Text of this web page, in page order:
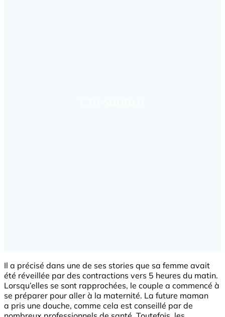
Il a précisé dans une de ses stories que sa femme avait
été réveillée par des contractions vers 5 heures du matin.
Lorsqu’elles se sont rapprochées, le couple a commencé à
se préparer pour aller à la maternité. La future maman
a pris une douche, comme cela est conseillé par de